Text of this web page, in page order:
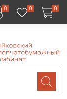
0 0 0